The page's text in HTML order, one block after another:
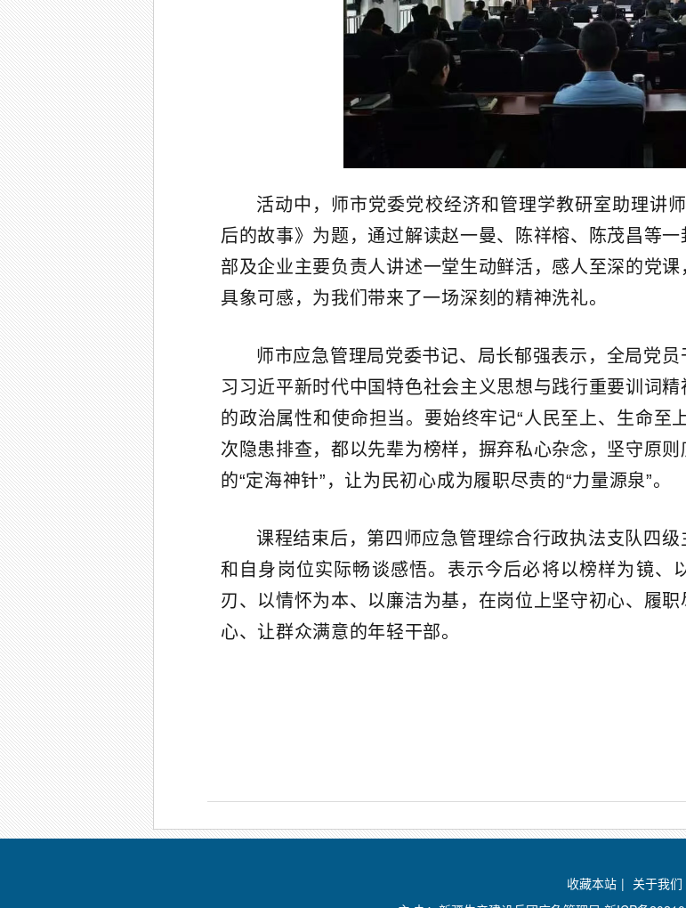
活动中，师市党委党校经济和管理学教研室助理讲
后的故事》为题，通过解读赵一曼、陈祥榕、陈茂昌等
部及企业主要负责人讲述一堂生动鲜活，感人至深的党
具象可感，为我们带来了一场深刻的精神洗礼。
师市应急管理局党委书记、局长郁强表示，全局党
习习近平新时代中国特色社会主义思想与践行重要训词
的政治属性和使命担当。要始终牢记“人民至上、生命至
次隐患排查，都以先辈为榜样，摒弃私心杂念，坚守原
的“定海神针”，让为民初心成为履职尽责的“力量源泉”。
课程结束后，第四师应急管理综合行政执法支队四
和自身岗位实际畅谈感悟。表示今后必将以榜样为镜、
刃、以情怀为本、以廉洁为基，在岗位上坚守初心、履
心、让群众满意的年轻干部。
收藏本站 | 关于我们